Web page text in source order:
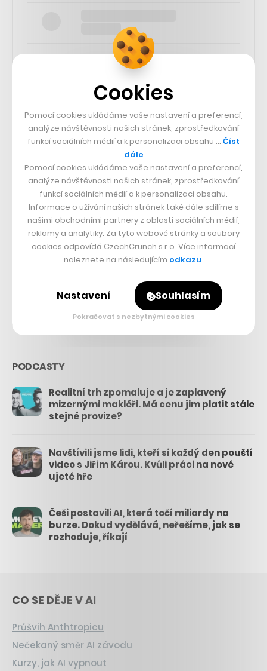
73k
25k
65k
56.4k
PODCASTY
Realitní trh zpomaluje a je zaplavený
mizernými makléři. Má cenu jim platit stále
stejné provize?
Navštívili jsme lidi, kteří si každý den pouští
video s Jiřím Károu. Kvůli práci na nové
ujeté hře
Češi postavili AI, která točí miliardy na
burze. Dokud vydělává, neřešíme, jak se
rozhoduje, říkají
CO SE DĚJE V AI
Průšvih Anthtropicu
Nečekaný směr AI závodu
Kurzy, jak AI vypnout
Cookies
Pomocí cookies ukládáme vaše nastavení a preferencí,
analýze návštěvnosti našich stránek, zprostředkování
funkcí sociálních médií a k personalizaci obsahu … Číst
dále
Pomocí cookies ukládáme vaše nastavení a preferencí,
analýze návštěvnosti našich stránek, zprostředkování
funkcí sociálních médií a k personalizaci obsahu.
Informace o užívání našich stránek také dále sdílíme s
našimi obchodními partnery z oblasti sociálních médií,
reklamy a analytiky. Za tyto webové stránky a soubory
cookies odpovídá CzechCrunch s.r.o. Více informací
naleznete na následujícím odkazu.
Nastavení Souhlasím
Pokračovat s nezbytnými cookies